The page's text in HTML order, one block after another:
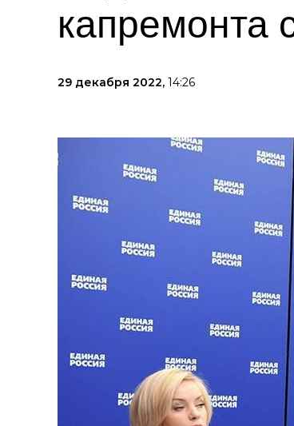
капремонта
29 декабря 2022, 14:26